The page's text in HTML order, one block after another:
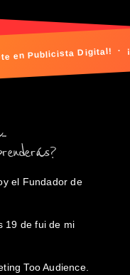
en Publicista
en Publicista
el Fundador de
19 de fui de mi
Too Audience.